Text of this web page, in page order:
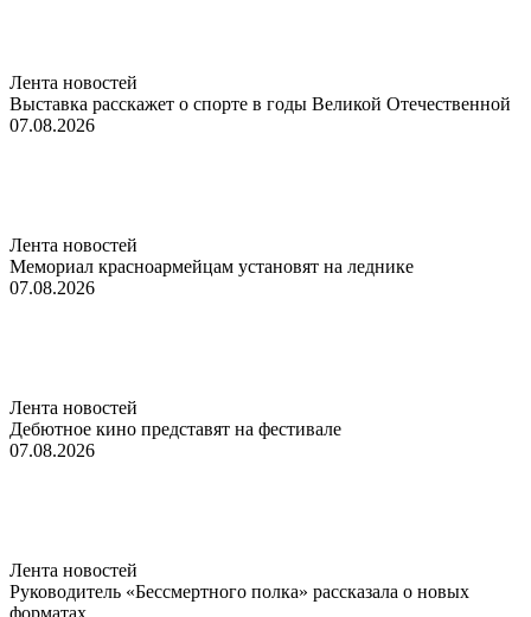
Лента новостей
Выставка расскажет о спорте в годы Великой Отечественной
07.08.2026
Лента новостей
Мемориал красноармейцам установят на леднике
07.08.2026
Лента новостей
Дебютное кино представят на фестивале
07.08.2026
Лента новостей
Руководитель «Бессмертного полка» рассказала о новых
форматах